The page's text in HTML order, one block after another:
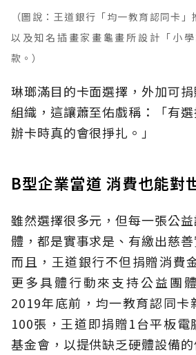
（圖說：王道銀行「均一教育認同卡
以及知名插畫家畫龜畫所設計「小
款。）
琳瑯滿目的卡面選擇，外加可
組織，這讓蕭至佑戲稱：「有選
辦卡時真的會很掙扎。」
B型企業當道 消費也能對
雖然選擇很多元，但每一張公
體，都是實事求是、有繳出慈
而且，王道銀行不但捐贈消費
更多具體行動來支持公益團
2019年底前，均一教育認同卡
100張，王道即捐贈1台平板電
基金會，以提供缺乏硬體設備